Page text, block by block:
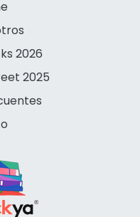
2026
2025